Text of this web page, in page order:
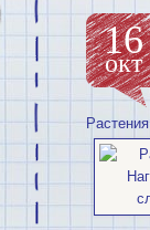
16
окт